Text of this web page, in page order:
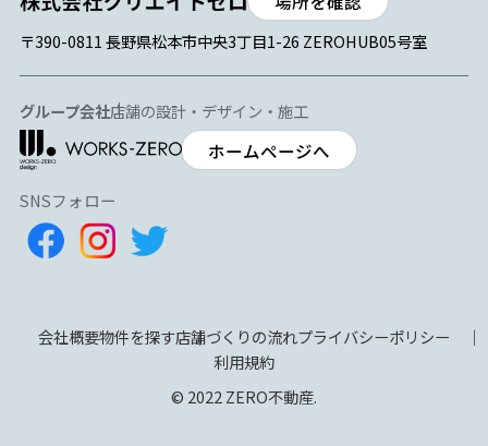
〒390-0811 長野県松本市中央3丁目1-26 ZEROHUB05号室
グループ会社店舗の設計・デザイン・施工
ホームページへ
SNSフォロー
会社概要物件を探す店舗づくりの流れプライバシーポリシー
利用規約
© 2022 ZERO不動産.